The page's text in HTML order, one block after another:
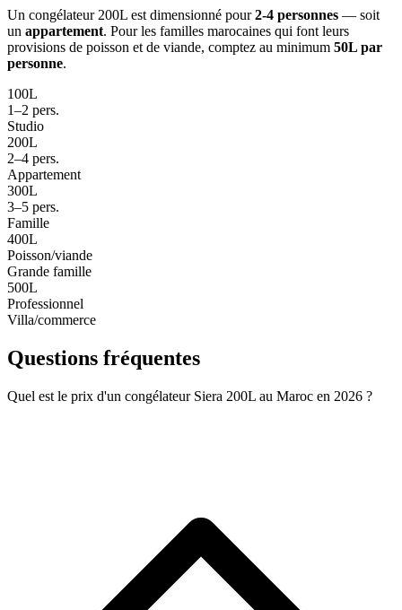
Un congélateur 200L est dimensionné pour2-4 personnes — soit
un appartement. Pour les familles marocaines qui font leurs
provisions de poisson et de viande, comptez au minimum 50L par
personne.
100L
1–2 pers.
Studio
200L
2–4 pers.
Appartement
300L
3–5 pers.
Famille
400L
Poisson/viande
Grande famille
500L
Professionnel
Villa/commerce
Questions fréquentes
Quel est le prix d'un congélateur Siera 200L au Maroc en 2026 ?